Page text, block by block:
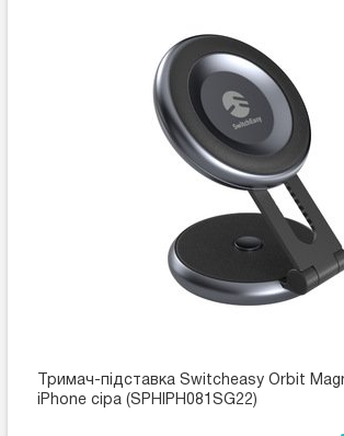
Тримач-підставка Switcheasy Orbit
iPhone сіра (SPHIPH081SG22)